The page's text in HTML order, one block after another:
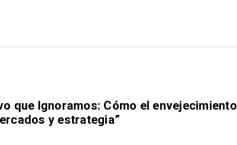
que Ignoramos: Cómo el envejecimiento
y estrategia”